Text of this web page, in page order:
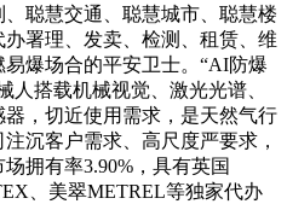
聪慧交通、聪慧城市、聪慧楼
署理、发卖、检测、租赁、维
爆场合的平安卫士。“AI防爆
人搭载机械视觉、激光光谱、
，切近使用需求，是天然气行
沉客户需求、高尺度严要求，
拥有率3.90%，具有英国
、美翠METREL等独家代办